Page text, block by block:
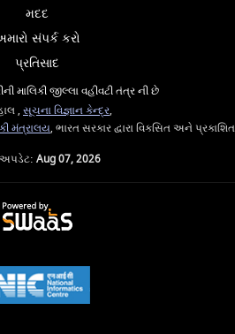
મદદ
સંપર્ક કરો
પ્રતિસાદ
માલિકી જીલ્લા વહીવટી તંત્ર ની છે
, સૂચના વિજ્ઞાન કેન્દ્ર,
મંત્રાલય, ભારત સરકાર દ્વારા વિકસિત અને પ્રકાશિત
Aug 07, 2026